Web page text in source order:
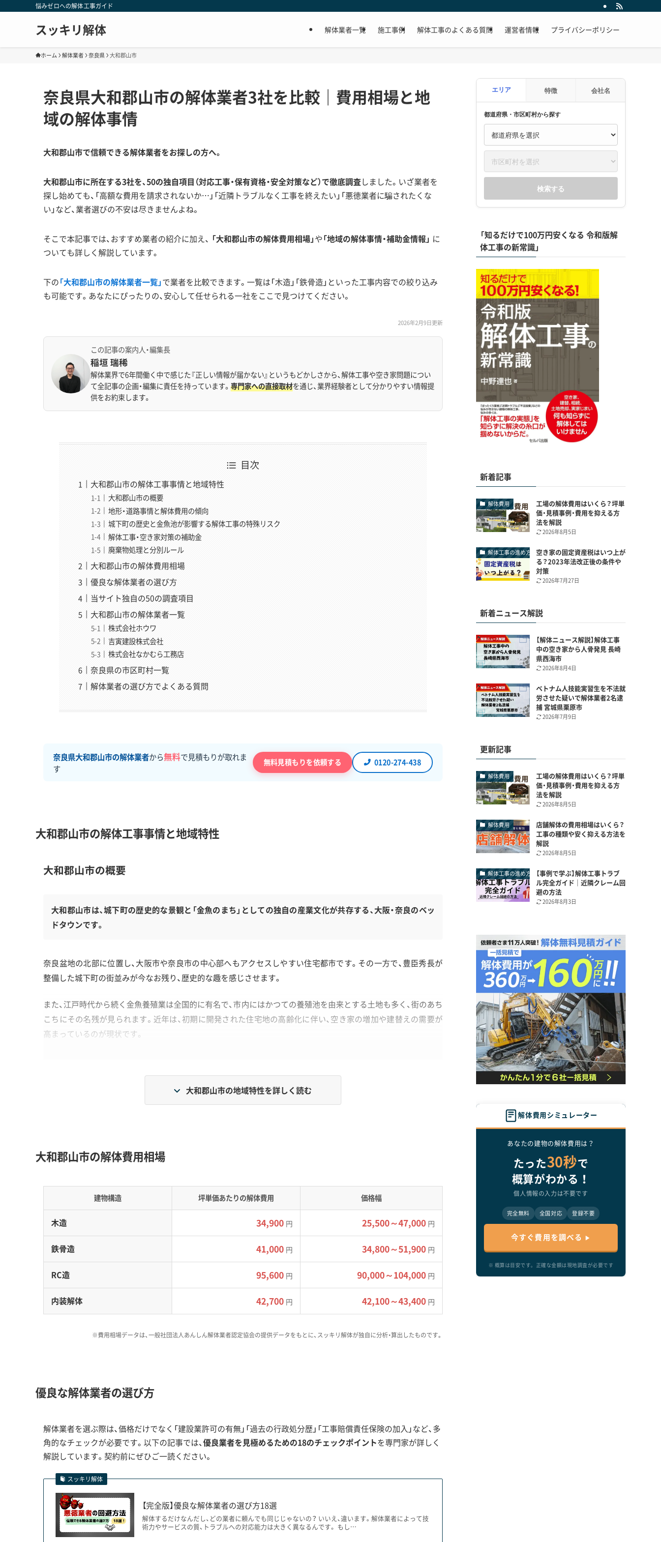
悩みゼロへの解体工事ガイド
スッキリ解体 解体業者一覧 施工事例 解体工事のよくある質問 運営者情報 プライバシーポリシー
ホーム 解体業者 奈良県 大和郡山市
奈良県大和郡山市の解体業者3社を比較｜費用相場と地
域の解体事情
大和郡山市で信頼できる解体業者をお探しの方へ。
大和郡山市に所在する3社を、50の独自項目（対応工事・保有資格・安全対策など）で徹底調査しました。いざ業者を
探し始めても、「高額な費用を請求されないか…」「近隣トラブルなく工事を終えたい」「悪徳業者に騙されたくな
い」など、業者選びの不安は尽きませんよね。
そこで本記事では、おすすめ業者の紹介に加え、 「大和郡山市の解体費用相場」や「地域の解体事情・補助金情報」 に
ついても詳しく解説しています。
下の「大和郡山市の解体業者一覧」で業者を比較できます。一覧は「木造」「鉄骨造」といった工事内容での絞り込み
も可能です。あなたにぴったりの、安心して任せられる一社をここで見つけてください。
2026年2月9日更新
この記事の案内人・編集長
稲垣 瑞稀
解体業界で6年間働く中で感じた『正しい情報が届かない』というもどかしさから、解体工事や空き家問題につい
て全記事の企画・編集に責任を持っています。 専門家への直接取材を通じ、業界経験者として分かりやすい情報提
供をお約束します。
目次
大和郡山市の解体工事事情と地域特性
大和郡山市の概要
地形・道路事情と解体費用の傾向
城下町の歴史と金魚池が影響する解体工事の特殊リスク
解体工事・空き家対策の補助金
廃棄物処理と分別ルール
大和郡山市の解体費用相場
優良な解体業者の選び方
当サイト独自の50の調査項目
大和郡山市の解体業者一覧
株式会社ホウワ
吉寅建設株式会社
株式会社なかむら工務店
奈良県の市区町村一覧
解体業者の選び方でよくある質問
奈良県大和郡山市の解体業者から無料で見積もりが取れま
す
無料見積もりを依頼する 0120-274-438
大和郡山市の解体工事事情と地域特性
大和郡山市の概要
大和郡山市は、城下町の歴史的な景観と「金魚のまち」としての独自の産業文化が共存する、大阪・奈良のベッ
ドタウンです。
奈良盆地の北部に位置し、大阪市や奈良市の中心部へもアクセスしやすい住宅都市です。その一方で、豊臣秀長が
整備した城下町の街並みが今なお残り、歴史的な趣を感じさせます。
また、江戸時代から続く金魚養殖業は全国的に有名で、市内にはかつての養殖池を由来とする土地も多く、街のあち
こちにその名残が見られます。近年は、初期に開発された住宅地の高齢化に伴い、空き家の増加や建替えの需要が
高まっているのが現状です。
地形・道路事情と解体費用の傾向
地形の特徴： 市の中心部は郡山城を中心とした平坦な地形ですが、郊外には金魚の養殖池を埋め立てて造成され
旧市街地は、防衛目的で意図的に作られた「鍵曲がり（クランク）」や袋小路が多く、道幅4m未満の道路
が網の目のように広がっています。大型の解体用重機や4tダンプの進入ができない場所が多数あります。
費用への影響：大型車両が入れないため、解体材を2tトラックなどで広い道路まで運び出す「小運搬」作業が必須
です。これにより搬出回数が増え、人件費と運搬費が標準的な現場よりも高くなります。
運営者 稲垣
城下町エリアの長屋の切り離し工事では、隣家の方とのコミュニケーショ
ン不足からトラブルになるケースが本当に多いんです。だからこそ、契約
豊富な業者を選ぶことが失敗しないための鍵になります。
城下町の歴史と金魚池が影響する解体工事の特殊リスク
400年前の都市計画と近代の土地開発の歴史が、現代の解体工事に「狭隘道路」と「軟弱地盤」という二重のリス
クをもたらしています。
大和郡山市での解体工事は、市の二つの歴史的背景を理解することが重要です。一つは、豊臣秀長が整備した城下
町の構造です。洞泉寺町、魚町、塩町といった旧市街地では、見通しの悪いクランクや袋小路が意図的に配置されま
した。このため、現代の工事車両の進入は非常に難しくなっています。特に、隣家と壁を共有する「長屋」の解体で
は、切り離し後の隣家の壁面補修や防水処理が必須で、高い技術と追加の費用が必要です。
大和郡山市の地域特性を詳しく読む
大和郡山市の解体費用相場
建物構造 坪単価あたりの解体費用 価格幅
木造 34,900 円 25,500～47,000 円
鉄骨造 41,000 円 34,800～51,900 円
RC造 95,600 円 90,000～104,000 円
内装解体 42,700 円 42,100～43,400 円
※費用相場データは、一般社団法人あんしん解体業者認定協会の提供データをもとに、スッキリ解体が独自に分析・算出したものです。
優良な解体業者の選び方
解体業者を選ぶ際は、価格だけでなく「建設業許可の有無」「過去の行政処分歴」「工事賠償責任保険の加入」など、多
角的なチェックが必要です。以下の記事では、優良業者を見極めるための18のチェックポイントを専門家が詳しく
解説しています。契約前にぜひご一読ください。
スッキリ解体
【完全版】優良な解体業者の選び方18選
解体するだけなんだし、どの業者に頼んでも同じじゃないの？ いいえ、違います。解体業者によって技
術力やサービスの質、トラブルへの対応能力は大きく異なるんです。 もし…
エリア 特徴 会社名
都道府県・市区町村から探す
検索する
「知るだけで100万円安くなる 令和版解
体工事の新常識」
新着記事
解体費用
工場の解体費用はいくら？坪単
価・見積事例・費用を抑える方
法を解説
2026年8月5日
解体工事の進め方
空き家の固定資産税はいつ上が
る？2023年法改正後の条件や
対策
2026年7月27日
新着ニュース解説
【解体ニュース解説】解体工事
中の空き家から人骨発見 長崎
県西海市
2026年8月4日
ベトナム人技能実習生を不法就
労させた疑いで解体業者2名逮
捕 宮城県栗原市
2026年7月9日
更新記事
解体費用
工場の解体費用はいくら？坪単
価・見積事例・費用を抑える方
法を解説
2026年8月5日
解体費用
店舗解体の費用相場はいくら？
工事の種類や安く抑える方法を
解説
2026年8月5日
解体工事の進め方
【事例で学ぶ】解体工事トラブ
ル完全ガイド｜近隣クレーム回
避の方法
2026年8月3日
解体費用シミュレーター
あなたの建物の解体費用は？
たった30秒で
概算がわかる！
個人情報の入力は不要です
完全無料 全国対応 登録不要
今すぐ費用を調べる
※ 概算は目安です。正確な金額は現地調査が必要です